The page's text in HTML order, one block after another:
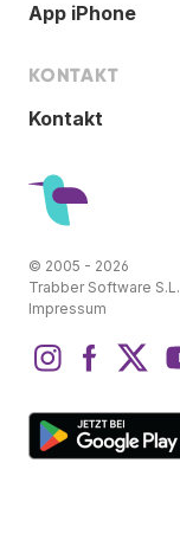
App iPhone
KONTAKT
Kontakt
© 2005 - 2026
Trabber Software S.L.
Impressum